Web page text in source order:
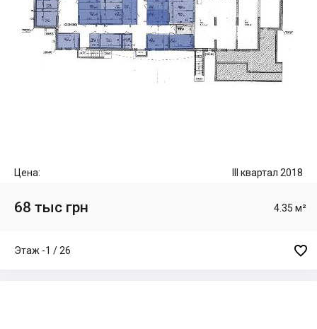
Цена: III квартал 2018
68 тыс грн 4.35 м²
Этаж -1 / 26 